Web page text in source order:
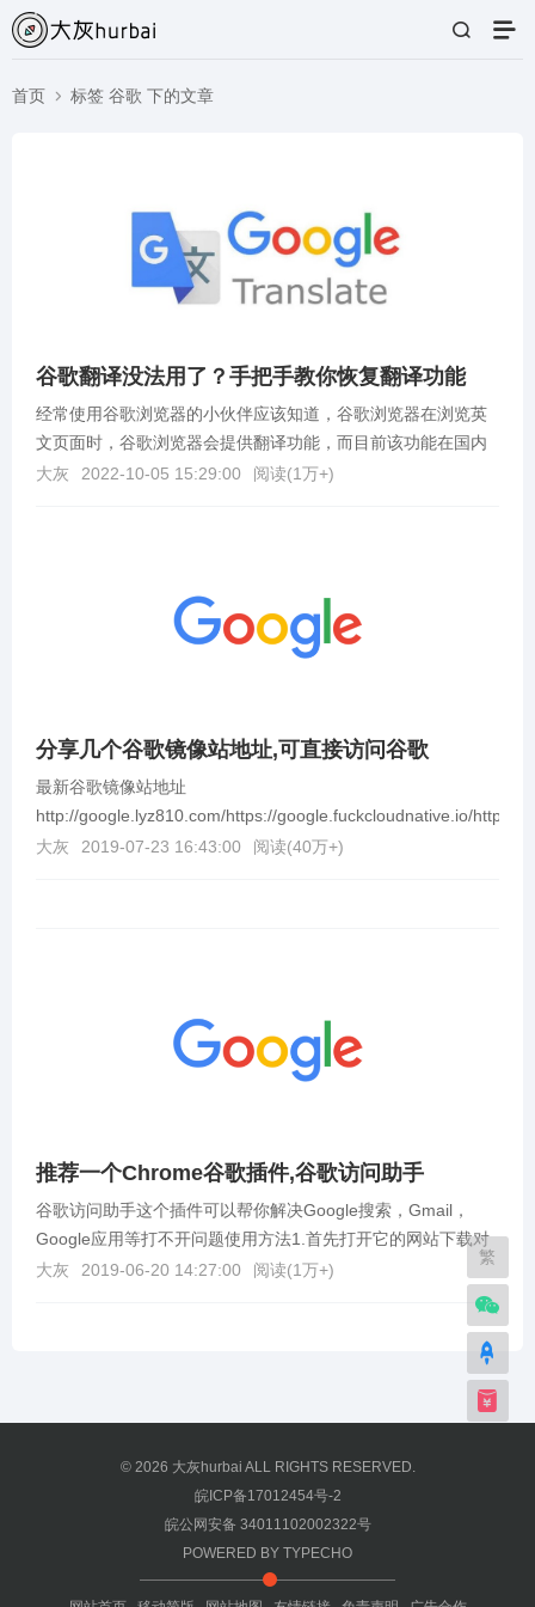
首页 标签 谷歌 下的文章
谷歌翻译没法用了？手把手教你恢复翻译功能
经常使用谷歌浏览器的小伙伴应该知道，谷歌浏览器在浏览英
文页面时，谷歌浏览器会提供翻译功能，而目前该功能在国内
无法使用了，这对经常使用到该功能的小伙伴来说非常不友...
大灰 2022-10-05 15:29:00 阅读(1万+)
分享几个谷歌镜像站地址,可直接访问谷歌
最新谷歌镜像站地址
http://google.lyz810.com/https://google.fuckcloudnative.io/https://
大灰
2019-07-23 16:43:00 阅读(40万+)
推荐一个Chrome谷歌插件,谷歌访问助手
谷歌访问助手这个插件可以帮你解决Google搜索，Gmail，
Google应用等打不开问题使用方法1.首先打开它的网站下载对
应浏览器需要的谷歌访问助手的压缩包，...
大灰 2019-06-20 14:27:00 阅读(1万+)
© 2026 大灰hurbai ALL RIGHTS RESERVED.
皖ICP备17012454号-2
皖公网安备 34011102002322号
POWERED BY TYPECHO
繁